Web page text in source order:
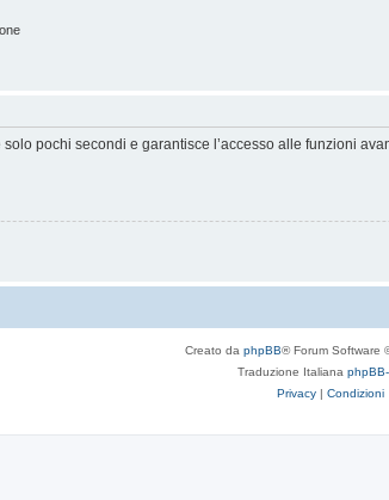
pochi secondi e garantisce l’accesso alle funzioni
Creato da phpBB® Forum Software
Traduzione Italiana
Privacy | Condizioni